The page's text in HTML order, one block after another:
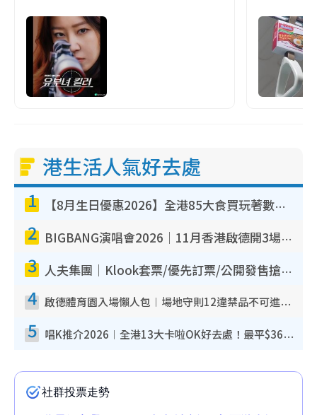
港生活人氣好去處
1 【8月生日優惠2026】全港85大食買玩著數攻略 自助餐/火鍋放題同行免費＋誠品/DONKI送現金券
2 BIGBANG演唱會2026｜11月香港啟德開3場！實名制VIP申請、優先購票攻略
3 人夫集團｜Klook套票/優先訂票/公開發售搶飛攻略！附票價.購票連結.場地座位表
4 啟德體育園入場懶人包︱場地守則12違禁品不可進場准帶細水樽但全場禁樽蓋！應援牌有限制！
5 唱K推介2026︱全港13大卡啦OK好去處！最平$36起 日文K都有！(附地址+收費詳情)